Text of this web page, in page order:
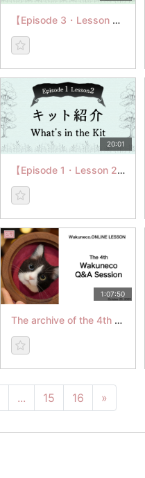
【Episode 3・Lesson 5】猫と魚をつける
20:01
【Episode 1・Lesson 2】キット紹介
1:07:50
The archive of the 4th Q&A Session
... 15 16 »